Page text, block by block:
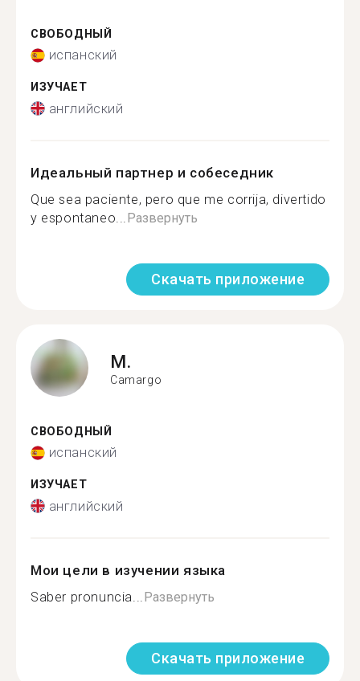
СВОБОДНЫЙ
испанский
ИЗУЧАЕТ
английский
Идеальный партнер и собеседник
Que sea paciente, pero que me corrija, divertido
y espontaneo... Развернуть
Скачать приложение
M.
Camargo
СВОБОДНЫЙ
испанский
ИЗУЧАЕТ
английский
Мои цели в изучении языка
Saber pronuncia... Развернуть
Скачать приложение